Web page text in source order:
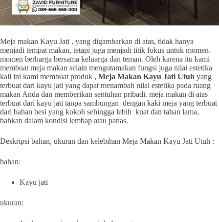
Meja makan Kayu Jati , yang digambarkan di atas, tidak hanya
menjadi tempat makan, tetapi juga menjadi titik fokus untuk momen-
momen berharga bersama keluarga dan teman. Oleh karena itu kami
membuat meja makan selain mengutamakan fungsi juga nilai estetika
kali ini kami membuat produk , Meja Makan Kayu Jati Utuh yang
terbuat dari kayu jati yang dapat menambah nilai estetika pada ruang
makan Anda dan memberikan sentuhan pribadi. meja makan di atas
terbuat dari kayu jati tanpa sambungan dengan kaki meja yang terbuat
dari bahan besi yang kokoh sehingga lebih kuat dan tahan lama,
bahkan dalam kondisi lembap atau panas.
Deskripsi bahan, ukuran dan kelebihan Meja Makan Kayu Jati Utuh :
bahan:
Kayu jati
ukuran: